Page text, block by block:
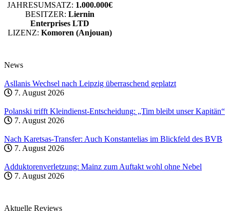
JAHRESUMSATZ: 1.000.000€
BESITZER: Liernin
Enterprises LTD
LIZENZ: Komoren (Anjouan)
News
Asllanis Wechsel nach Leipzig überraschend geplatzt
7. August 2026
Polanski trifft Kleindienst-Entscheidung: „Tim bleibt unser Kapitän“
7. August 2026
Nach Karetsas-Transfer: Auch Konstantelias im Blickfeld des BVB
7. August 2026
Adduktorenverletzung: Mainz zum Auftakt wohl ohne Nebel
7. August 2026
Aktuelle Reviews